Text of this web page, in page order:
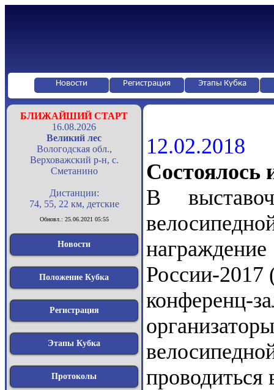
Новости Регистрация Этапы Кубка
БЛИЖАЙШИЙ СТАРТ
16.08.2026
Великий лес
Вологодская обл.,
Верховажский р-н, с.
Сметанино
Дистанции:
74, 55, 22 км, детские
Обновл.: 25.06.2021 05:55
Новости
Положение Кубка
Регистрация
Этапы Кубка
Протоколы
12.02.2018
Состоялось
В
России-2017
проводиться